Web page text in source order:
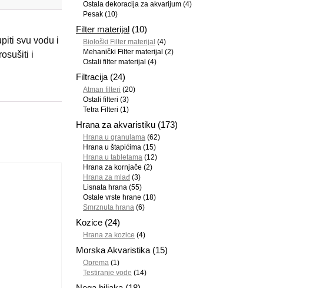
svu vodu i
i
Ostala dekoracija za akvarijum (4)
Pesak (10)
Filter materijal (10)
Biološki Filter materijal (4)
Mehanički Filter materijal (2)
Ostali filter materijal (4)
Filtracija (24)
Atman filteri (20)
Ostali filteri (3)
Tetra Filteri (1)
Hrana za akvaristiku (173)
Hrana u granulama (62)
Hrana u štapićima (15)
Hrana u tabletama (12)
Hrana za kornjače (2)
Hrana za mlađ (3)
Lisnata hrana (55)
Ostale vrste hrane (18)
Smrznuta hrana (6)
Kozice (24)
Hrana za kozice (4)
Morska Akvaristika (15)
Oprema (1)
Testiranje vode (14)